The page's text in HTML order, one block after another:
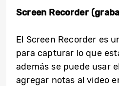
Screen Recorder
El Screen Recorder es
para capturar lo que
además se puede usar
agregar notas al video